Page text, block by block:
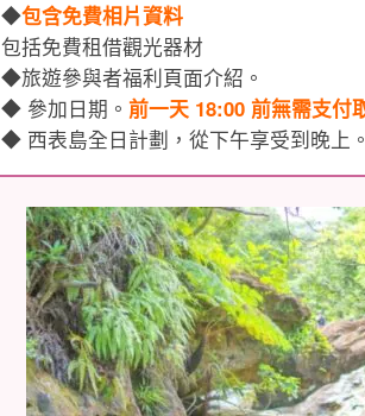
◆包含免費相片資料
包括免費租借觀光器材
◆旅遊參與者福利頁面介紹。
◆ 參加日期。 前一天 18:00 前無需支付
◆ 西表島全日計劃，從下午享受到晚上。